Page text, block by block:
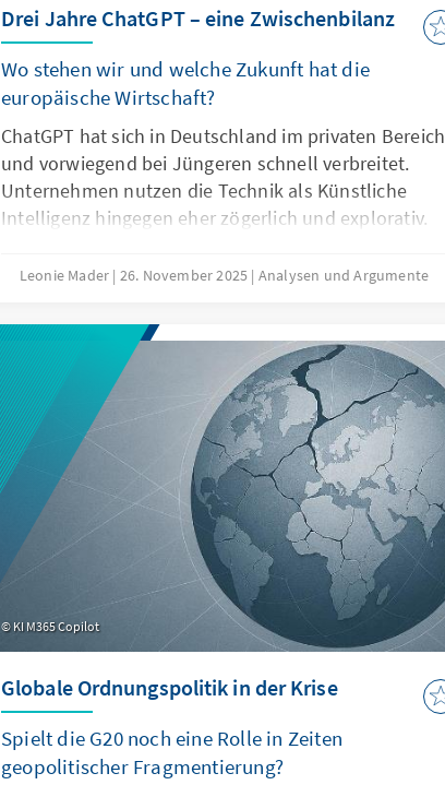
Drei Jahre ChatGPT – eine Zwischenbilanz
Wo stehen wir und welche Zukunft hat die
europäische Wirtschaft?
ChatGPT hat sich in Deutschland im privaten Bereich
und vorwiegend bei Jüngeren schnell verbreitet.
Unternehmen nutzen die Technik als Künstliche
Intelligenz hingegen eher zögerlich und explorativ.
Eigenschaften von ChatGPT, sondern auch
Spezifikation. Für Europa geht es deshalb nicht
darum, ChatGPT mit Verzögerung nachzubauen.
Vielmehr gilt es eigene Modelle zu entwickeln oder
außereuropäische so anzupassen, dass sie als
Produkte besser zu den institutionalisierten
Strukturen passen.
Leonie Mader 26. November 2025 Analysen und Argumente
KI M365 Copilot
Globale Ordnungspolitik in der Krise
Spielt die G20 noch eine Rolle in Zeiten
geopolitischer Fragmentierung?